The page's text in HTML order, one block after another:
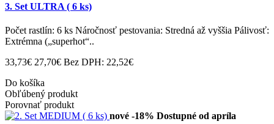
3. Set ULTRA ( 6 ks)
Počet rastlín: 6 ks Náročnosť pestovania: Stredná až vyššia Pálivosť:
Extrémna („superhot“..
33,73€ 27,70€ Bez DPH: 22,52€
Do košíka
Obľúbený produkt
Porovnať produkt
nové -18% Dostupné od apríla